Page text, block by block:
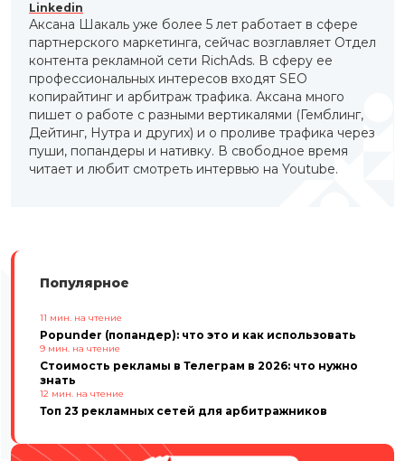
Linkedin
Аксана Шакаль уже более 5 лет работает в сфере
партнерского маркетинга, сейчас возглавляет Отдел
контента рекламной сети RichAds. В сферу ее
профессиональных интересов входят SEO
копирайтинг и арбитраж трафика. Аксана много
пишет о работе с разными вертикалями (Гемблинг,
Дейтинг, Нутра и других) и о проливе трафика через
пуши, попандеры и нативку. В свободное время
читает и любит смотреть интервью на Youtube.
Популярное
11 мин. на чтение
Popunder (попандер): что это и как использовать
9 мин. на чтение
Стоимость рекламы в Телеграм в 2026: что нужно
знать
12 мин. на чтение
Топ 23 рекламных сетей для арбитражников